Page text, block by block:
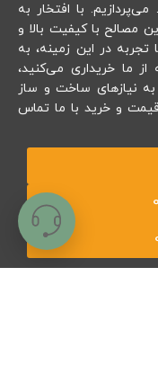
با افتخار به
مصالح با کیفیت بالا و
در این زمینه، به
ما خریداری می‌کنید،
به نیازهای ساخت و ساز
و خرید با ما تماس